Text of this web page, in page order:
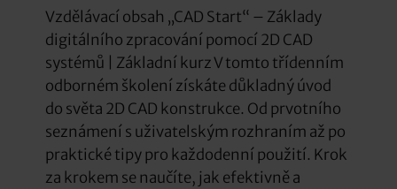
Vzdělávací obsah „CAD Start“ – Základy
digitálního zpracování pomocí 2D CAD
systémů | Základní kurz V tomto třídenním
odborném školení získáte důkladný úvod
do světa 2D CAD konstrukce. Od prvotního
seznámení s uživatelským rozhraním až po
praktické tipy pro každodenní použití. Krok
za krokem se naučíte, jak efektivně a